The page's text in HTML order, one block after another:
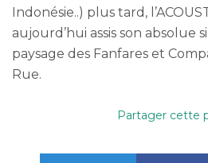
Indonésie..) plus tard,
aujourd’hui assis son absolue
paysage des Fanfares et
Rue.
Partager cette